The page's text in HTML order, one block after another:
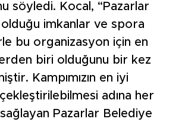
söyledi. Kocal, “Pazarlar
olduğu imkanlar ve spora
bu organizasyon için en
biri olduğunu bir kez
Kampımızın en iyi
adına her
Pazarlar Belediye